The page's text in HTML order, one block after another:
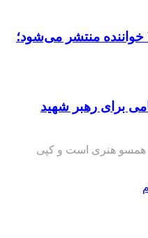
آلبوم «بدرقه» با صدای ۷ خواننده منتشر می‌شود؛
برای رهبر شهید
همسو هنری است و کپی